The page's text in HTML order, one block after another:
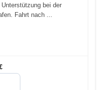
bei der
Fahrt nach ...